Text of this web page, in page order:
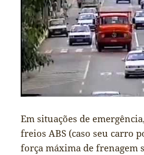
Em situações de
freios ABS (caso seu carro
força máxima de frenagem